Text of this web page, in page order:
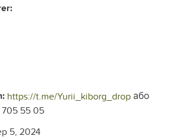
https://t.me/Yurii_kiborg_dropабо
55 05
5, 2024